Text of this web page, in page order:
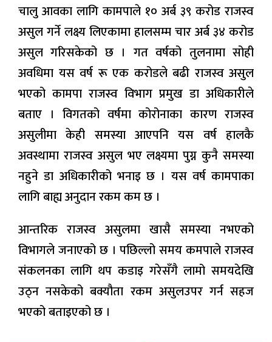
चालु आवका लागि कामपाले १० अर्ब ३९ करोड राजस्व
असुल गर्ने लक्ष्य लिएकामा हालसम्म चार अर्ब ३४ करोड
असुल गरिसकेको छ । गत वर्षको तुलनामा सोही
अवधिमा यस वर्ष रू एक करोडले बढी राजस्व असुल
भएको कामपा राजस्व विभाग प्रमुख डा अधिकारीले
बताए । विगतको वर्षमा कोरोनाका कारण राजस्व
असुलीमा केही समस्या आएपनि यस वर्ष हालकै
अवस्थामा राजस्व असुल भए लक्ष्यमा पुग्न कुनै समस्या
नहुने डा अधिकारीको भनाइ छ । यस वर्ष कामपाका
लागि बाह्य अनुदान रकम कम छ ।
आन्तरिक राजस्व असुलमा खासै समस्या नभएको
विभागले जनाएको छ । पछिल्लो समय कमपाले राजस्व
संकलनका लागि थप कडाइ गरेसँगै लामो समयदेखि
उठ्न नसकेको बक्यौता रकम असुलउपर गर्न सहज
भएको बताइएको छ ।